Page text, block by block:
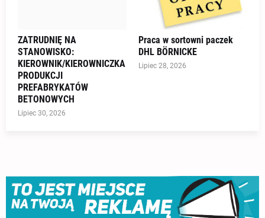
ZATRUDNIĘ NA
STANOWISKO:
KIEROWNIK/KIEROWNICZKA
PRODUKCJI
PREFABRYKATÓW
BETONOWYCH
Lipiec 30, 2026
Praca w sortowni paczek
DHL BÖRNICKE
Lipiec 28, 2026